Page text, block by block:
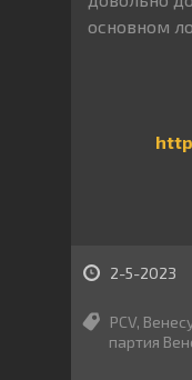
основном
2-5-2023
PCV,
партия